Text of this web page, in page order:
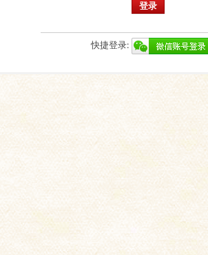
登录
快捷登录: